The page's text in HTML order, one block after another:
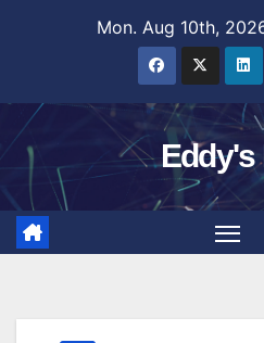
Mon. Aug 10th,
Eddy's